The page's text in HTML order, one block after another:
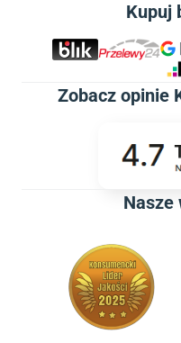
Kupuj
Zobacz opinie
Nasze